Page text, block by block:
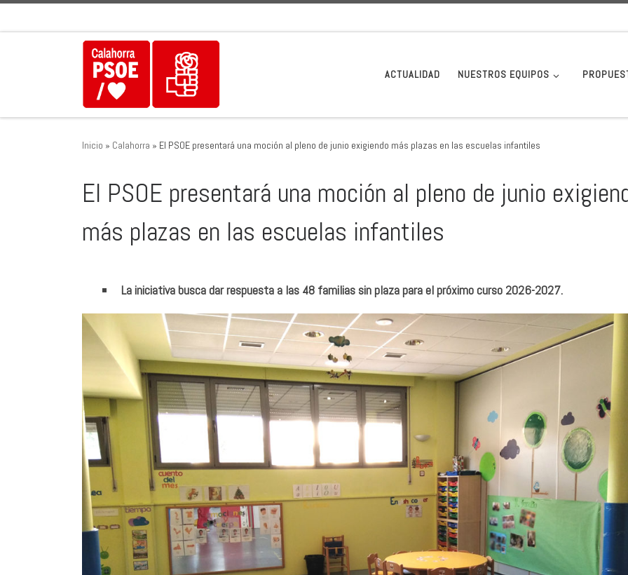
ACTUALIDAD NUESTROS EQUIPOS
Inicio » Calahorra » El PSOE presentará una moción al pleno de junio exigiendo más plazas en las escuelas infantiles
El PSOE presentará una moción al pleno de junio
más plazas en las escuelas infantiles
La iniciativa busca dar respuesta a las 48 familias sin plaza para el próximo curso 2026-2027.